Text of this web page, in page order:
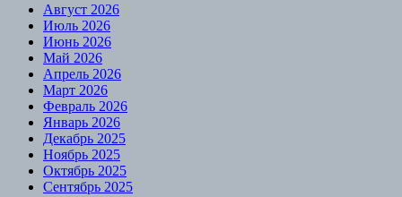
Август 2026
Июль 2026
Июнь 2026
Май 2026
Апрель 2026
Март 2026
Февраль 2026
Январь 2026
Декабрь 2025
Ноябрь 2025
Октябрь 2025
Сентябрь 2025